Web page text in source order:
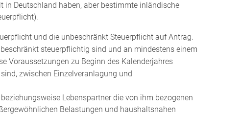
Deutschland haben, aber bestimmte inländische
und die unbeschränkt Steuerpflicht auf Antrag.
steuerpflichtig sind und an mindestens einem
Voraussetzungen zu Beginn des Kalenderjahres
zwischen Einzelveranlagung und
Lebenspartner die von ihm bezogenen
Belastungen und haushaltsnahen